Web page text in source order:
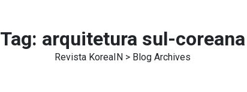
Tag: arquitetura sul-coreana
Revista KoreaIN> Blog Archives